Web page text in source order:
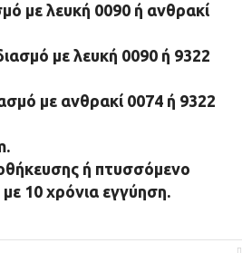
με λευκή 0090 ή ανθρακί
με λευκή 0090 ή 9322
με ανθρακί 0074 ή 9322
ή πτυσσόμενο
10 χρόνια εγγύηση.